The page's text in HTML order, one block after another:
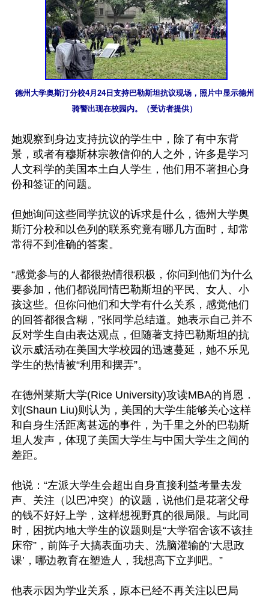
德州大学奥斯汀分校4月24日支持巴勒斯坦抗议现场，照片中显示德州
骑警出现在校园内。（受访者提供）
她观察到身边支持抗议的学生中，除了有中东背
景，或者有穆斯林宗教信仰的人之外，许多是学习
人文科学的美国本土白人学生，他们用不著担心身
份和签证的问题。
但她询问这些同学抗议的诉求是什么，德州大学奥
斯汀分校和以色列的联系究竟有哪几方面时，却常
常得不到准确的答案。
“感觉参与的人都很热情很积极，你问到他们为什么
要参加，他们都说同情巴勒斯坦的平民、女人、小
孩这些。但你问他们和大学有什么关系，感觉他们
的回答都很含糊，”张同学总结道。她表示自己并不
反对学生自由表达观点，但随著支持巴勒斯坦的抗
议示威活动在美国大学校园的迅速蔓延，她不乐见
学生的热情被“利用和摆弄”。
在德州莱斯大学(Rice University)攻读MBA的肖恩．
刘(Shaun Liu)则认为，美国的大学生能够关心这样
和自身生活距离甚远的事件，为千里之外的巴勒斯
坦人发声，体现了美国大学生与中国大学生之间的
差距。
他说：“左派大学生会超出自身直接利益考量去发
声、关注（以巴冲突）的议题，说他们是花著父母
的钱不好好上学，这样想视野真的很局限。与此同
时，困扰内地大学生的议题则是“大学宿舍该不该挂
床帘”，前阵子大搞表面功夫、洗脑灌输的‘大思政
课’，哪边教育在塑造人，我想高下立判吧。”
他表示因为学业关系，原本已经不再关注以巴局